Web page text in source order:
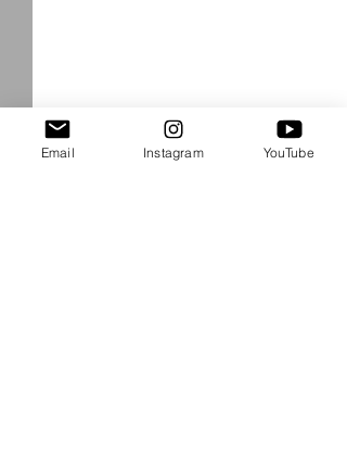
Email Instagram YouTube